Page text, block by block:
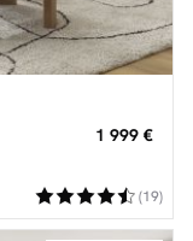
1 999 €
(19)